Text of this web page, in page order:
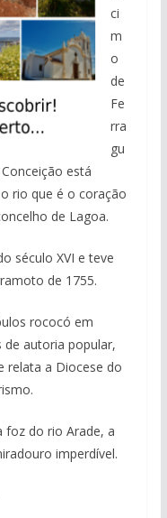
ci
m
o
de
Fe
rra
gu
está
rio que é o coração
de Lagoa.
século XVI e teve
de 1755.
rococó em
de autoria popular,
relata a Diocese do
foz do rio Arade, a
imperdível.